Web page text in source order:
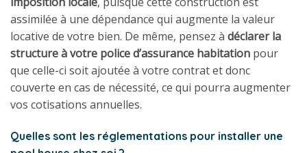
assimilée à une dépendance qui augmente la valeur
locative de votre bien. De même, pensez à déclarer la
structure à votre police d’assurance habitation pour
que celle-ci soit ajoutée à votre contrat et donc
couverte en cas de nécessité, ce qui pourra augmenter
vos cotisations annuelles.
Quelles sont les réglementations pour installer une